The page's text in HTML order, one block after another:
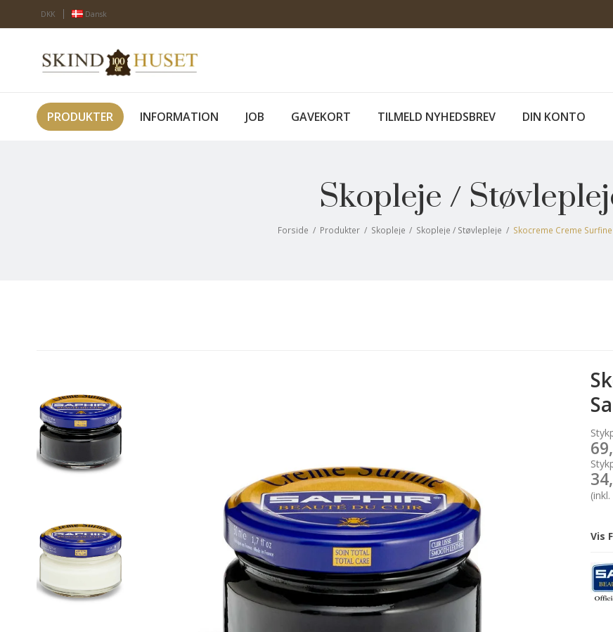
DKK Dansk
PRODUKTER INFORMATION JOB GAVEKORT TILMELD NYHEDSBREV DIN KONTO
Skopleje /
Forside / Produkter / Skopleje / Skopleje / Støvlepleje / Skocreme Creme
Vis